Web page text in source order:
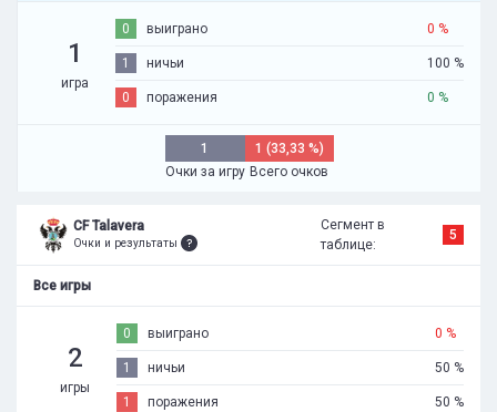
1
игра
0 выиграно 0 %
1 ничьи 100 %
0 поражения 0 %
1
Очки за игру
1 (33,33 %)
Всего очков
CF Talavera
Очки и результаты
Сегмент в
таблице:
5
Все игры
2
игры
0 выиграно 0 %
1 ничьи 50 %
1 поражения 50 %